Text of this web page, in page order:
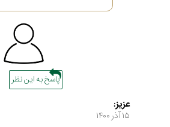
پاسخ به این نظر
عزیز:
۱۵ آذر ۱۴۰۰